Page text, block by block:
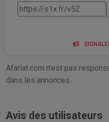
Afariat.com n'est pas
dans les annonces.
Avis des utilisateurs